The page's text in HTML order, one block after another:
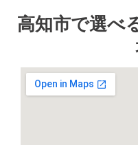
高知市で選べ